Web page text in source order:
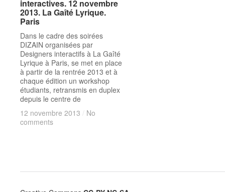
interactives. 12 novembre
2013. La Gaîté Lyrique.
Paris
Dans le cadre des soirées
DIZAIN organisées par
Designers interactifs à La Gaîté
Lyrique à Paris, se met en place
à partir de la rentrée 2013 et à
chaque édition un workshop
étudiants, retransmis en duplex
depuis le centre de
12 novembre 2013 / No
comments
interactives. 12 novembre
2013. La Gaîté Lyrique.
Paris
12 novembre 2013 / No
comments